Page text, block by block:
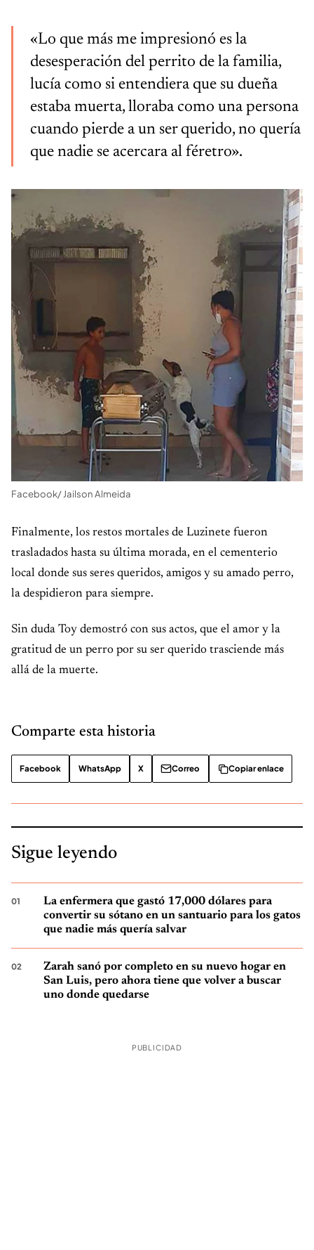
«Lo que más me impresionó es la
desesperación del perrito de la familia,
lucía como si entendiera que su dueña
estaba muerta, lloraba como una persona
cuando pierde a un ser querido, no quería
que nadie se acercara al féretro».
Facebook/ Jailson Almeida
Finalmente, los restos mortales de Luzinete fueron
trasladados hasta su última morada, en el cementerio
local donde sus seres queridos, amigos y su amado perro,
la despidieron para siempre.
Sin duda Toy demostró con sus actos, que el amor y la
gratitud de un perro por su ser querido trasciende más
allá de la muerte.
Comparte esta historia
Facebook WhatsApp X Correo Copiar enlace
Sigue leyendo
La enfermera que gastó 17,000 dólares para
convertir su sótano en un santuario para los gatos
que nadie más quería salvar
Zarah sanó por completo en su nuevo hogar en
San Luis, pero ahora tiene que volver a buscar
uno donde quedarse
PUBLICIDAD